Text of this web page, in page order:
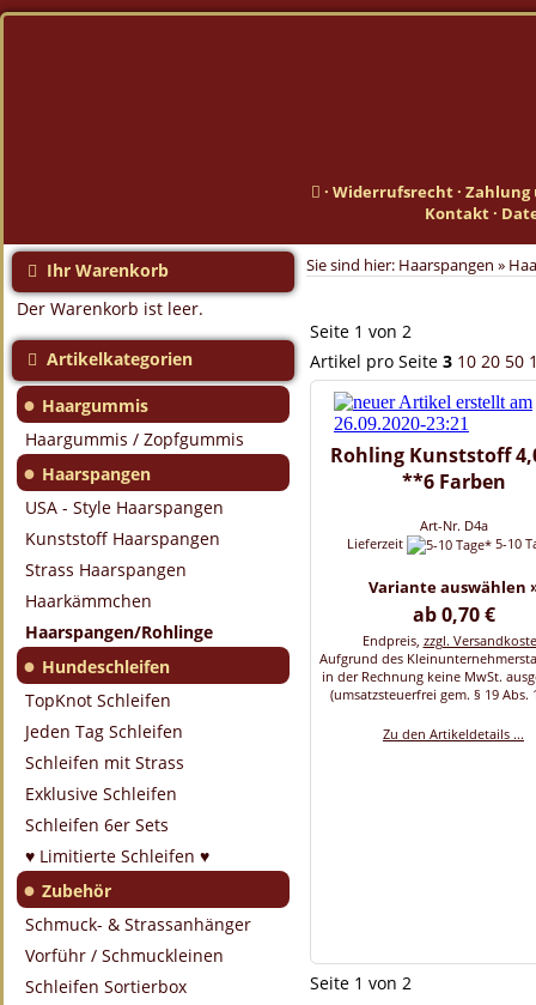
· Widerrufsrecht· Zahlung
Kontakt·
Ihr Warenkorb
Der Warenkorb ist leer.
Artikelkategorien
● Haargummis
Haargummis / Zopfgummis
● Haarspangen
USA - Style Haarspangen
Kunststoff Haarspangen
Strass Haarspangen
Haarkämmchen
Haarspangen/Rohlinge
● Hundeschleifen
TopKnot Schleifen
Jeden Tag Schleifen
Schleifen mit Strass
Exklusive Schleifen
Schleifen 6er Sets
♥ Limitierte Schleifen ♥
● Zubehör
Schmuck- & Strassanhänger
Vorführ / Schmuckleinen
Schleifen Sortierbox
Sie sind hier: Haarspangen »
Seite 1 von 2
Artikel pro Seite 3 10 20 50
Rohling Kunststoff
**6 Farben
Art-Nr. D4a
Lieferzeit
5-10
Variante auswählen
ab 0,70 €
Endpreis, zzgl.
Aufgrund des
in der Rechnung keine MwSt.
(umsatzsteuerfrei gem. § 19 Abs.
Zu den Artikeldetails ...
Seite 1 von 2